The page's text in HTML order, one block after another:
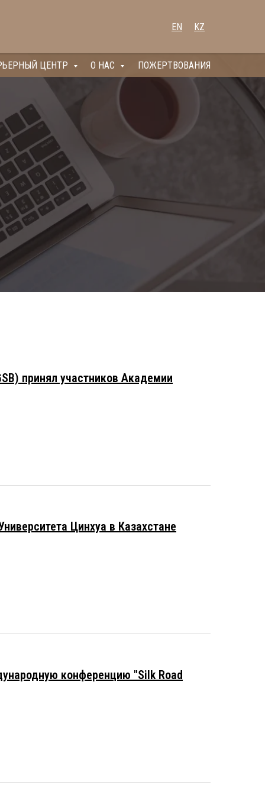
ЦЕНТР О НАС ПОЖЕРТВОВАНИЯ
EN KZ
принял участников Академии
Цинхуа в Казахстане
конференцию "Silk Road